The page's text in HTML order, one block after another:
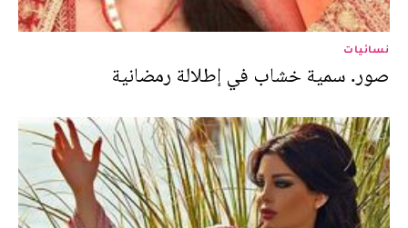
نسائيات
صور. سمية خشاب في إطلالة رمضانية